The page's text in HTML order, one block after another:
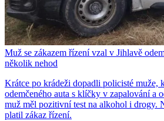
Muž se zákazem řízení vzal v Jihlavě
několik nehod
Krátce po krádeži dopadli policisté muže,
odemčeného auta s klíčky v zapalování a
muž měl pozitivní test na alkohol i drogy.
platil zákaz řízení.